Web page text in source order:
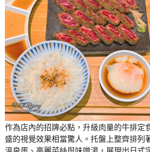
作為店內的招牌必點，升級肉量的牛排定
盛的視覺效果相當驚人。托盤上整齊排列